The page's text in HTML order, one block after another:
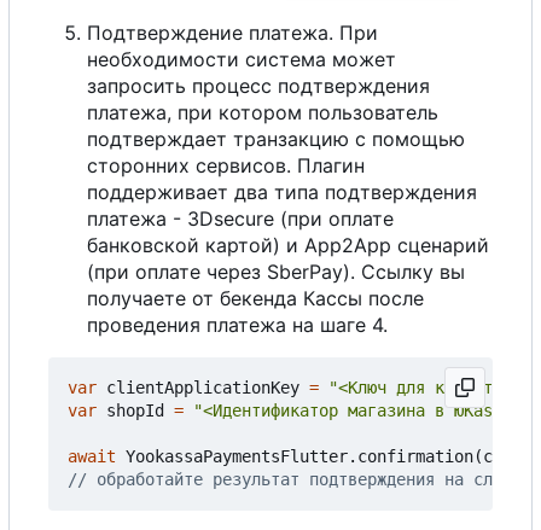
Подтверждение платежа. При
необходимости система может
запросить процесс подтверждения
платежа, при котором пользователь
подтверждает транзакцию с помощью
сторонних сервисов. Плагин
поддерживает два типа подтверждения
платежа - 3Dsecure (при оплате
банковской картой) и App2App сценарий
(при оплате через SberPay). Ссылку вы
получаете от бекенда Кассы после
проведения платежа на шаге 4.
var clientApplicationKey =
"<Ключ для клиентских
var shopId = "<Идентификатор магазина в ЮKassa)>"
await YookassaPaymentsFlutter. confirmation(